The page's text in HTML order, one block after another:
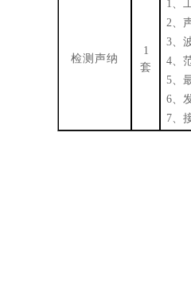
检测声纳
1
套
1、
2、
3、
4、
5、
6、
7、